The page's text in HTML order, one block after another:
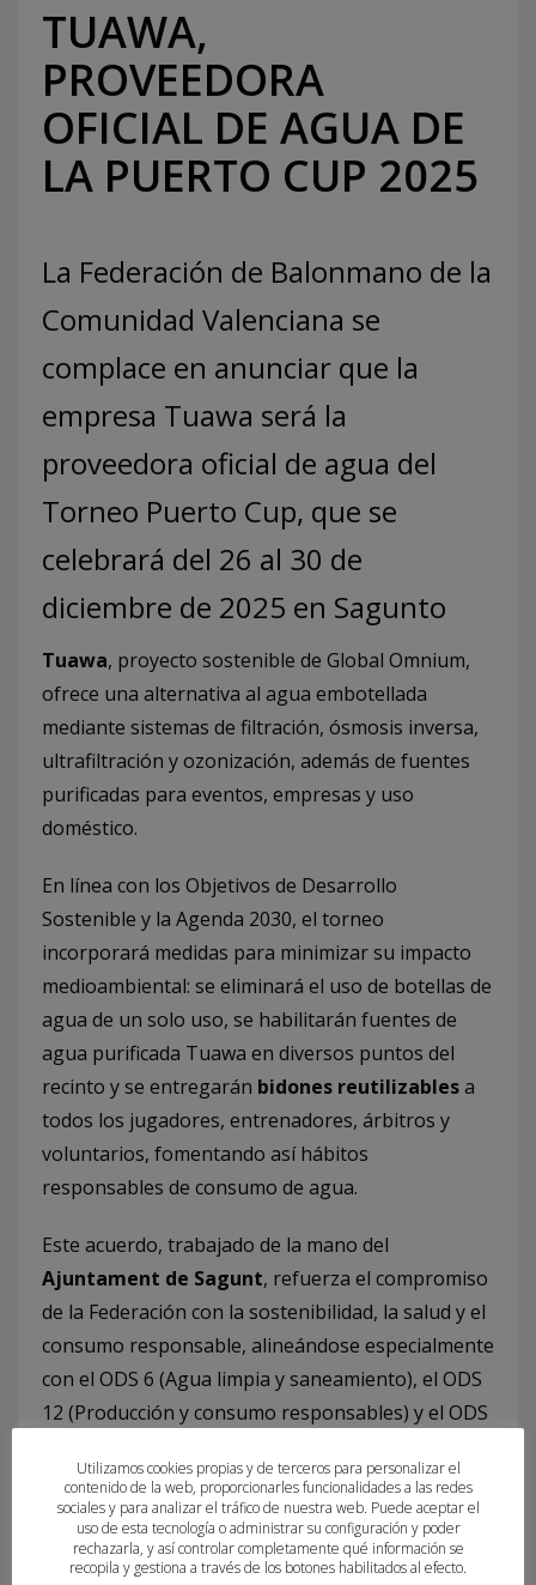
TUAWA,
PROVEEDORA
OFICIAL DE AGUA DE
LA PUERTO CUP 2025
La Federación de Balonmano de la
Comunidad Valenciana se
complace en anunciar que la
empresa Tuawa será la
proveedora oficial de agua del
Torneo Puerto Cup, que se
celebrará del 26 al 30 de
diciembre de 2025 en Sagunto
Tuawa, proyecto sostenible de Global Omnium,
ofrece una alternativa al agua embotellada
mediante sistemas de filtración, ósmosis inversa,
ultrafiltración y ozonización, además de fuentes
purificadas para eventos, empresas y uso
doméstico.
En línea con los Objetivos de Desarrollo
Sostenible y la Agenda 2030, el torneo
incorporará medidas para minimizar su impacto
medioambiental: se eliminará el uso de botellas de
agua de un solo uso, se habilitarán fuentes de
agua purificada Tuawa en diversos puntos del
recinto y se entregarán bidones reutilizablesa
todos los jugadores, entrenadores, árbitros y
voluntarios, fomentando así hábitos
responsables de consumo de agua.
Este acuerdo, trabajado de la mano del
Ajuntament de Sagunt, refuerza el compromiso
de la Federación con la sostenibilidad, la salud y el
consumo responsable, alineándose especialmente
con el ODS 6 (Agua limpia y saneamiento), el ODS
12 (Producción y consumo responsables) y el ODS
Agradecemos a Tuawa su implicación en este
proyecto y animamos a todos los participantes,
equipos, familias y aficionados a sumarse a esta
Utilizamos cookies propias y de terceros para personalizar el
contenido de la web, proporcionarles funcionalidades a las redes
sociales y para analizar el tráfico de nuestra web. Puede aceptar el
uso de esta tecnología o administrar su configuración y poder
rechazarla, y así controlar completamente qué información se
recopila y gestiona a través de los botones habilitados al efecto.